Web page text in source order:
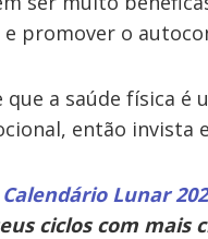
e promover o
que a saúde física é
então invista
Lunar
ciclos com mais